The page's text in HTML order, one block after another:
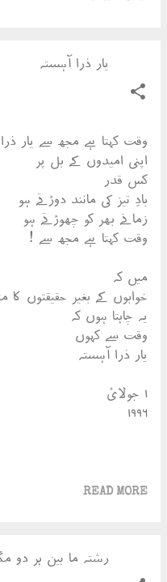
یار ذرا آہستہ
وقت کہتا ہے مجھ سے یار
اپنی امیدوں کے بل پر
کس قدر
بادِ تیز کی مانند دوڑتے ہو
زمانے بھر کو چھوڑتے ہو
وقت کہتا ہے مجھ سے !
میں کہ
خوابوں کے بغیر حقیقتوں کا
یہ چاہتا ہوں کہ
وقت سے کہوں
یار ذرا آہستہ
۱ جولایٔ
۱۹۹۶
READ MORE
رشتہ ما بین ہر دو